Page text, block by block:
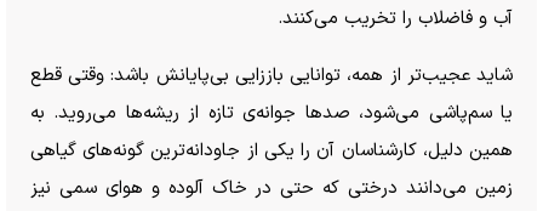
آب و فاضلاب را تخریب می‌کنند.
شاید عجیب‌تر از همه، توانایی باززایی بی‌پایانش باشد: وقتی قطع
یا سم‌پاشی می‌شود، صد‌ها جوانه‌ی تازه از ریشه‌ها می‌روید. به
همین دلیل، کارشناسان آن را یکی از جاودانه‌ترین گونه‌های گیاهی
زمین می‌دانند درختی که حتی در خاک آلوده و هوا‌ی سمی نیز